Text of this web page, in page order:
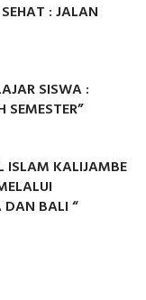
: JALAN
SISWA :
ISLAM KALIJAMBE
DAN BALI “